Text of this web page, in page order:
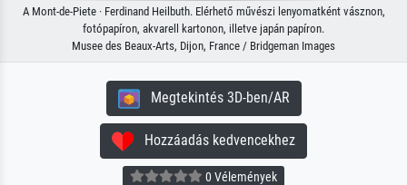
A Mont-de-Piete · Ferdinand Heilbuth. Elérhető művészi lenyomatként vásznon,
fotópapíron, akvarell kartonon, illetve japán papíron.
Musee des Beaux-Arts, Dijon, France / Bridgeman Images
Megtekintés 3D-ben/AR
Hozzáadás kedvencekhez
0 Vélemények